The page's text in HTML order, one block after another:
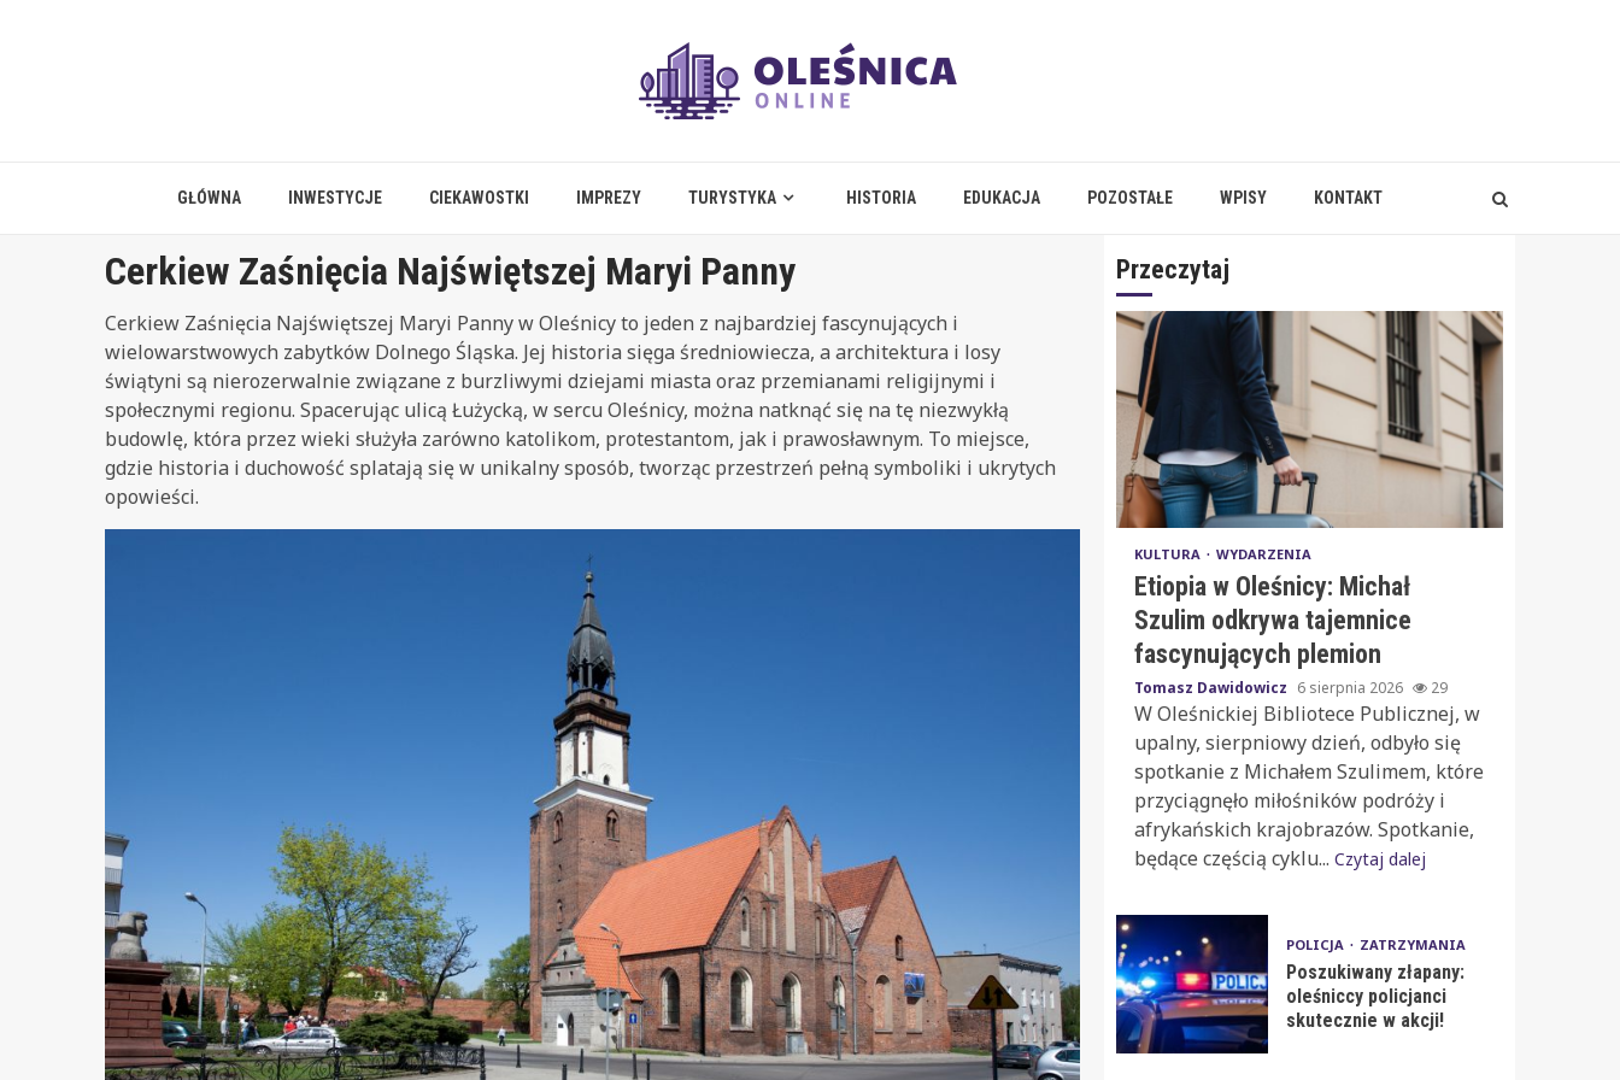
GŁÓWNA INWESTYCJE CIEKAWOSTKI IMPREZY TURYSTYKA HISTORIA EDUKACJA POZOSTAŁE WPISY KONTAKT
Cerkiew Zaśnięcia Najświętszej Maryi Panny
Cerkiew Zaśnięcia Najświętszej Maryi Panny w Oleśnicy to jeden z najbardziej fascynujących i
wielowarstwowych zabytków Dolnego Śląska. Jej historia sięga średniowiecza, a architektura i losy
świątyni są nierozerwalnie związane z burzliwymi dziejami miasta oraz przemianami religijnymi i
społecznymi regionu. Spacerując ulicą Łużycką, w sercu Oleśnicy, można natknąć się na tę niezwykłą
budowlę, która przez wieki służyła zarówno katolikom, protestantom, jak i prawosławnym. To miejsce,
gdzie historia i duchowość splatają się w unikalny sposób, tworząc przestrzeń pełną symboliki i ukrytych
opowieści.
Przeczytaj
KULTURA WYDARZENIA
Etiopia w Oleśnicy: Michał
Szulim odkrywa tajemnice
fascynujących plemion
Tomasz Dawidowicz 6 sierpnia 2026 29
W Oleśnickiej Bibliotece Publicznej, w
upalny, sierpniowy dzień, odbyło się
spotkanie z Michałem Szulimem, które
przyciągnęło miłośników podróży i
afrykańskich krajobrazów. Spotkanie,
będące częścią cyklu... Czytaj dalej
POLICJA ZATRZYMANIA
Poszukiwany złapany:
oleśniccy policjanci
skutecznie w akcji!